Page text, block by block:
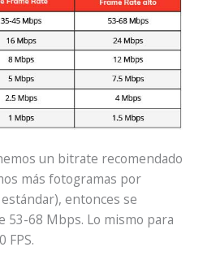
un bitrate recomendado
más fotogramas por
entonces se
53-68 Mbps. Lo mismo para
FPS.